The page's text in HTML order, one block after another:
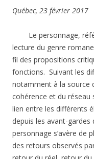
Québec, 23 février 2017
Le personnage,
lecture du genre
fil des propositions
fonctions. Suivant les
notamment à la source
cohérence et du réseau
lien entre les différents
depuis les avant-gardes
personnage s’avère de
des retours observés